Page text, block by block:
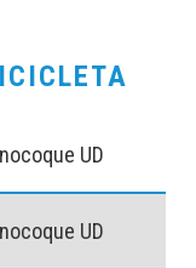
UD
UD